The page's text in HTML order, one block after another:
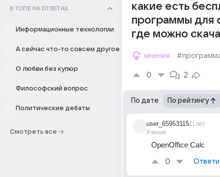
В ТОПЕ НА ОТВЕТАХ
Информационные технологии
А сейчас что-то совсем другое
О любви без купюр
Философский вопрос
Политические дебаты
Смотреть все
какие есть
программы для
где можно
мнения
0 2
По дате По рейтингу
user_65953115
Ученик
11лет
OpenOffice Calc
0